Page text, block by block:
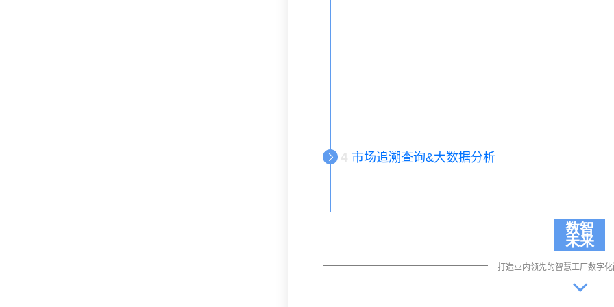
4 市场追溯查询&大数据分析
数智
未来
打造业内领先的智慧工厂数字